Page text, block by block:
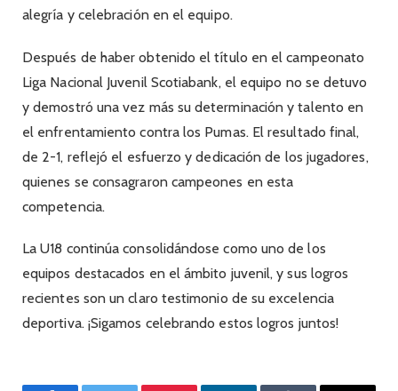
alegría y celebración en el equipo.
Después de haber obtenido el título en el campeonato
Liga Nacional Juvenil Scotiabank, el equipo no se detuvo
y demostró una vez más su determinación y talento en
el enfrentamiento contra los Pumas. El resultado final,
de 2-1, reflejó el esfuerzo y dedicación de los jugadores,
quienes se consagraron campeones en esta
competencia.
La U18 continúa consolidándose como uno de los
equipos destacados en el ámbito juvenil, y sus logros
recientes son un claro testimonio de su excelencia
deportiva. ¡Sigamos celebrando estos logros juntos!